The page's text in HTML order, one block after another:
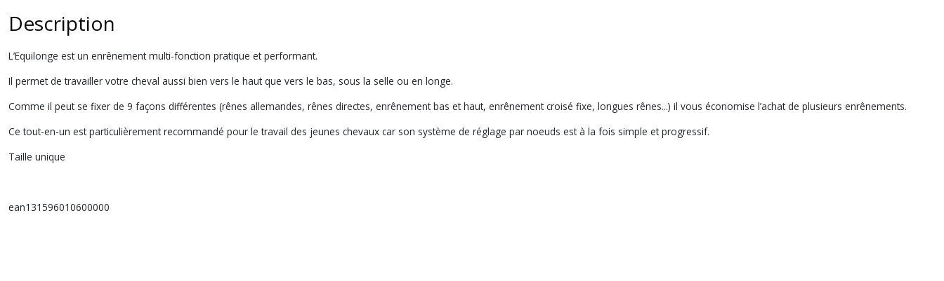
Description
L’Equilonge est un enrênement multi-fonction pratique et performant.
Il permet de travailler votre cheval aussi bien vers le haut que vers le bas, sous la selle ou en longe.
Comme il peut se fixer de 9 façons différentes (rênes allemandes, rênes directes, enrênement bas et haut, enrênement croisé fixe, longues rênes...) il vous économise l’achat de plusieurs enrênements.
Ce tout-en-un est particulièrement recommandé pour le travail des jeunes chevaux car son système de réglage par noeuds est à la fois simple et progressif.
Taille unique
ean131596010600000